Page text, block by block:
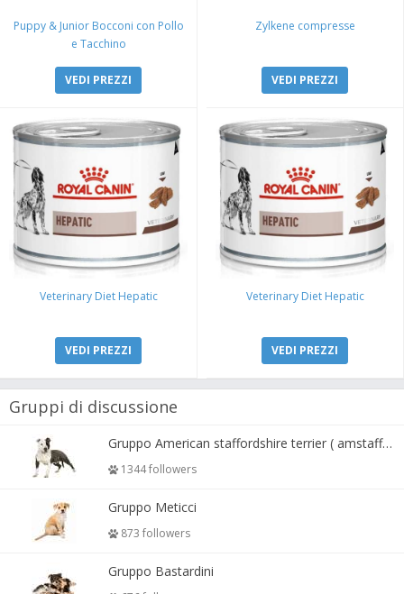
Puppy & Junior Bocconi con Pollo
e Tacchino
VEDI PREZZI
Zylkene compresse
VEDI PREZZI
Veterinary Diet Hepatic
VEDI PREZZI
Veterinary Diet Hepatic
VEDI PREZZI
Gruppi di discussione
Gruppo American staffordshire terrier ( amstaff, amastaff )
1344 followers
Gruppo Meticci
873 followers
Gruppo Bastardini